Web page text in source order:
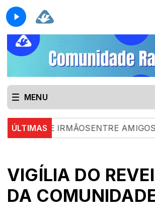
MENU
ÚLTIMAS
E IRMÃOSENTRE AMIGOS E
VIGÍLIA DO
DA